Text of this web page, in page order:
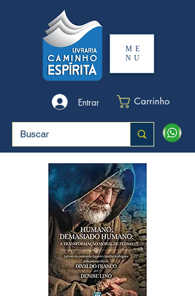
ME
NU
Entrar Carrinho